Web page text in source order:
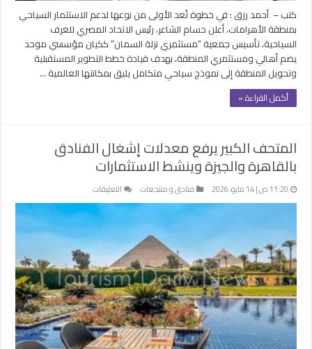
مغلقة
كتب – أحمد رزق : في خطوة تُعد الأولى من نوعها لدعم الاستثمار السياحي
بمنطقة الأهرامات، أعلن حسام الشاعر، رئيس الاتحاد المصري للغرف
السياحية، تأسيس جمعية “مستثمري نزلة السمان” ككيان مؤسسي موحد
يضم أهالي ومستثمري المنطقة، بهدف قيادة خطط التطوير المستقبلية
وتحويل المنطقة إلى نموذج سياحي متكامل يليق بمكانتها العالمية …
أكمل القراءة »
المتحف الكبير يرفع معدلات إشغال الفنادق
بالقاهرة والجيزة وينشط الاستثمارات
11:20 ص | 14 مايو، 2026 فنادق و منتجعات التعليقات
المتحف
الكبير
يرفع
معدلات
إشغال
الفنادق
بالقاهرة
والجيزة
وينشط
الاستثمارات
مغلقة